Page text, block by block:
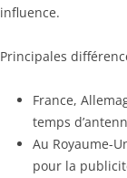
influence.
Principales
France,
temps
Au Royaume-
pour la